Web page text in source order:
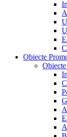
Obiecte